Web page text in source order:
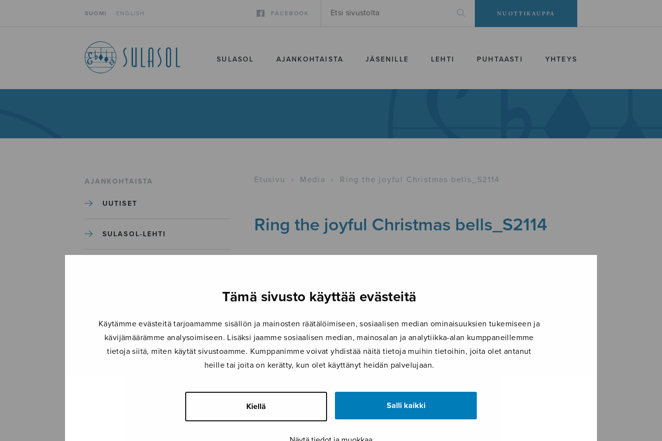
Tämä sivusto käyttää evästeitä
Käytämme evästeitä tarjoamamme sisällön ja mainosten räätälöimiseen, sosiaalisen median ominaisuuksien tukemiseen ja
kävijämäärämme analysoimiseen. Lisäksi jaamme sosiaalisen median, mainosalan ja analytiikka-alan kumppaneillemme
tietoja siitä, miten käytät sivustoamme. Kumppanimme voivat yhdistää näitä tietoja muihin tietoihin, joita olet antanut
heille tai joita on kerätty, kun olet käyttänyt heidän palvelujaan.
Kiellä Salli kaikki
SUOMI ENGLISH FACEBOOK NUOTTIKAUPPA
SULASOL AJANKOHTAISTA JÄSENILLE LEHTI PUHTAASTI YHTEYS
AJANKOHTAISTA
UUTISET
SULASOL-LEHTI
TAPAHTUMAT
ILMOITA TAPAHTUMA
Etusivu › Media › Ring the joyful Christmas bells_S2114
Ring the joyful Christmas bells_S2114